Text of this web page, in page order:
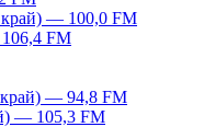
край) — 100,0 FM
FM
— 94,8 FM
— 105,3 FM